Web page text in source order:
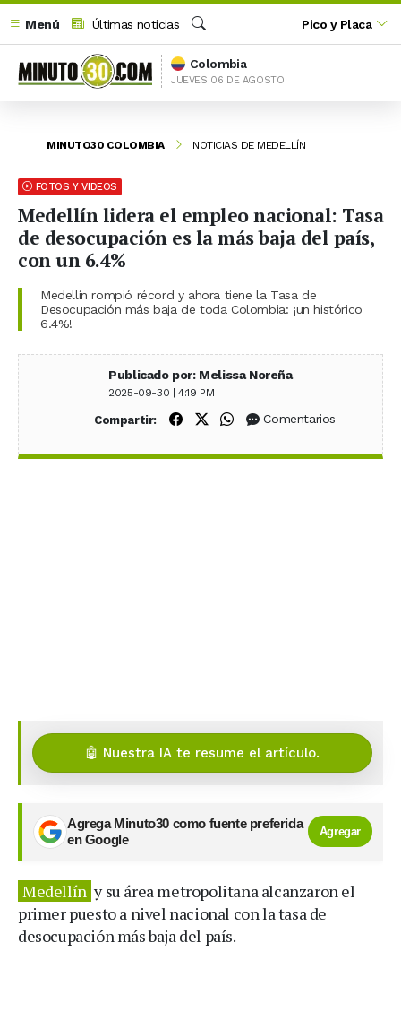
Menú
Últimas noticias
Buscar
Pico y Placa
Colombia
JUEVES 06 DE AGOSTO
MINUTO30 COLOMBIA NOTICIAS DE MEDELLÍN
FOTOS Y VIDEOS
Medellín lidera el empleo nacional: Tasa
de desocupación es la más baja del país,
con un 6.4%
Medellín rompió récord y ahora tiene la Tasa de
Desocupación más baja de toda Colombia: ¡un histórico
6.4%!
Publicado por: Melissa Noreña
2025-09-30 | 4:19 PM
Compartir: Compartir en Facebook
Compartir en X (Twitter)
Compartir en WhatsApp
Comentarios
🤖 Nuestra IA te resume el artículo.
Agrega Minuto30 como fuente preferida
en Google
Agregar
Medellín y su área metropolitana alcanzaron el
primer puesto a nivel nacional con la tasa de
desocupación más baja del país.